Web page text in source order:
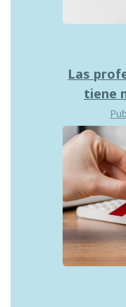
Las
tiene